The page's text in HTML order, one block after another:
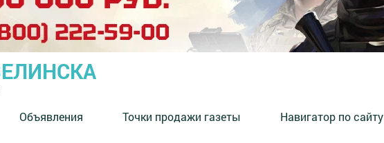
Объявления Точки продажи газеты Навигатор по сайту